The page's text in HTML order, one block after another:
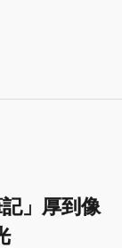
」厚到像